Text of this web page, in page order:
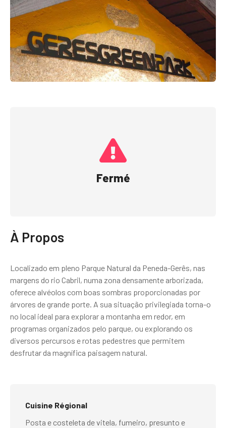
Fermé
À Propos
Localizado em pleno Parque Natural da Peneda-Gerês, nas
margens do rio Cabril, numa zona densamente arborizada,
oferece alvéolos com boas sombras proporcionadas por
árvores de grande porte. A sua situação privilegiada torna-o
no local ideal para explorar a montanha em redor, em
programas organizados pelo parque, ou explorando os
diversos percursos e rotas pedestres que permitem
desfrutar da magnífica paisagem natural.
Cuisine Régional
Posta e costeleta de vitela, fumeiro, presunto e